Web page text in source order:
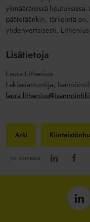
ylimääräisissä
päätetäänkin, tärkeintä
yhdenvertaisesti, Lithenius
Lisätietoja
Laura Lithenius
Lakiasiantuntija,
Arki
Jaa somessa